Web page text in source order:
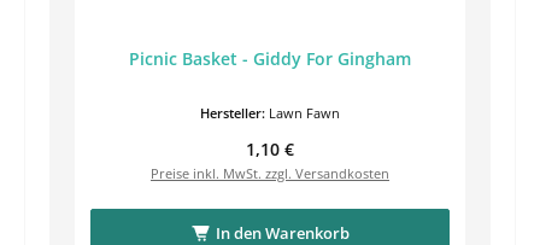
Picnic Basket - Giddy For Gingham
Hersteller: Lawn Fawn
Regulärer Preis:
1,10 €
Preise inkl. MwSt. zzgl. Versandkosten
In den Warenkorb